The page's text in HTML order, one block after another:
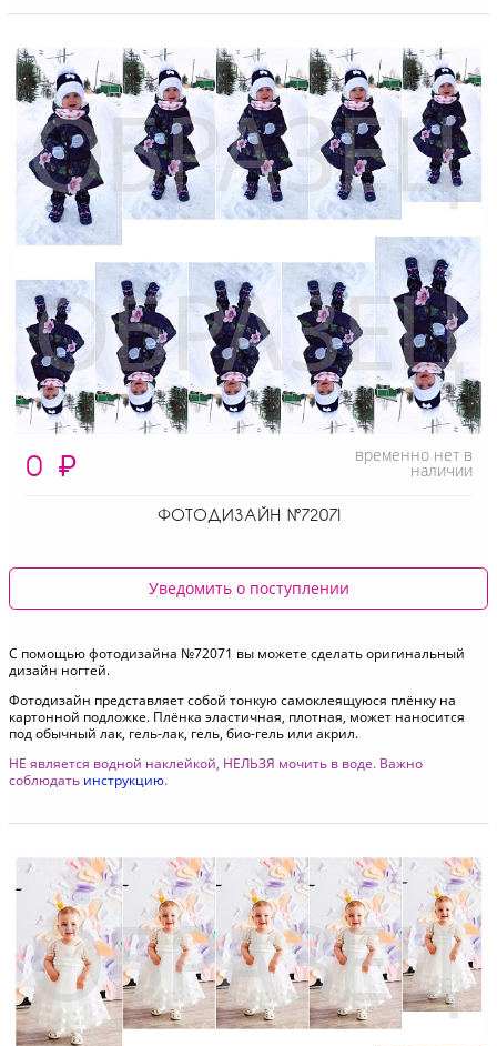
0 ₽ временно нет в
наличии
ФОТОДИЗАЙН №72071
Уведомить о поступлении
С помощью фотодизайна №72071 вы можете сделать оригинальный
дизайн ногтей.
Фотодизайн представляет собой тонкую самоклеящуюся плёнку на
картонной подложке. Плёнка эластичная, плотная, может наносится
под обычный лак, гель-лак, гель, био-гель или акрил.
НЕ является водной наклейкой, НЕЛЬЗЯ мочить в воде. Важно
соблюдать инструкцию.